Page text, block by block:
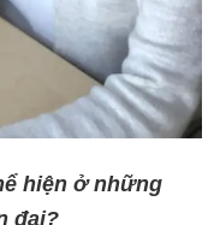
hiện ở những
đại?